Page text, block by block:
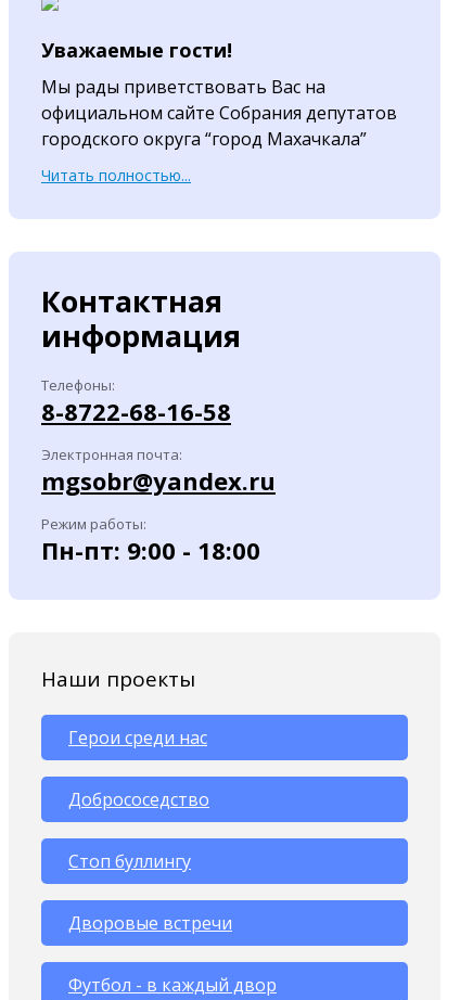
Уважаемые гости!
Мы рады приветствовать Вас на
официальном сайте Собрания депутатов
городского округа “город Махачкала”
Читать полностью...
Контактная
информация
Телефоны:
8-8722-68-16-58
Электронная почта:
mgsobr@yandex.ru
Режим работы:
Пн-пт: 9:00 - 18:00
Наши проекты
Герои среди нас
Добрососедство
Стоп буллингу
Дворовые встречи
Футбол - в каждый двор